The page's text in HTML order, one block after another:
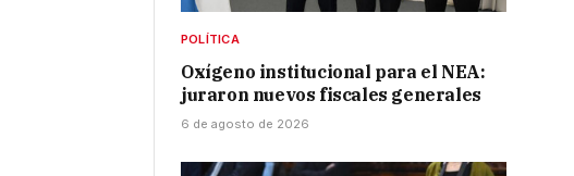
POLÍTICA
Oxígeno institucional para el NEA:
juraron nuevos fiscales generales
6 de agosto de 2026